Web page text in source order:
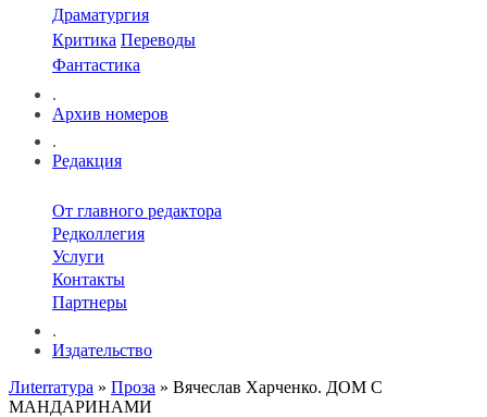
Драматургия
Критика Переводы
Фантастика
.
Архив номеров
.
Редакция
От главного редактора
Редколлегия
Услуги
Контакты
Партнеры
.
Издательство
Лиterraтура » Проза » Вячеслав Харченко. ДОМ С
МАНДАРИНАМИ